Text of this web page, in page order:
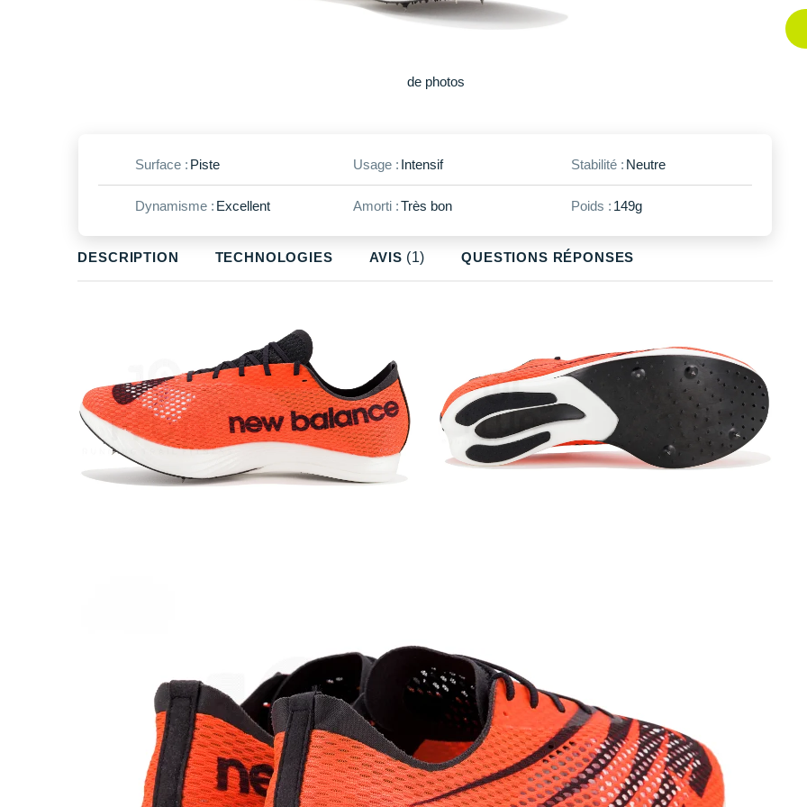
DESCRIPTION TECHNOLOGIES AVIS (1) QUESTIONS RÉPONSES
Surface : Piste Usage : Intensif Stabilité : Neutre
Dynamisme : Excellent Amorti :Très bon Poids : 149g
Plus
de photos